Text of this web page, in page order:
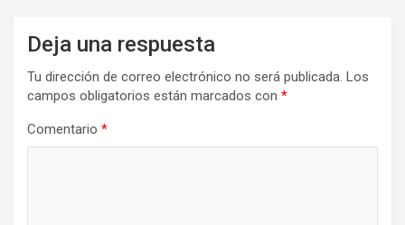
Deja una respuesta
Tu dirección de correo electrónico no será publicada. Los
campos obligatorios están marcados con *
Comentario *